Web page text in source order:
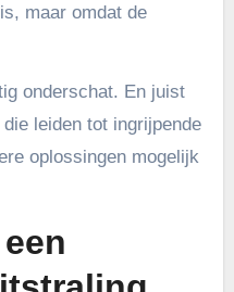
maar omdat de
onderschat. En juist
leiden tot ingrijpende
oplossingen mogelijk